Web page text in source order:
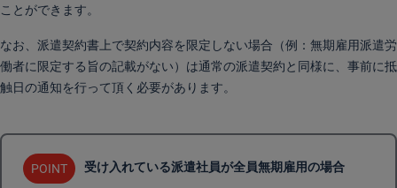
ことができます。
なお、派遣契約書上で契約内容を限定しない場合（例：無期雇用派遣労
働者に限定する旨の記載がない）は通常の派遣契約と同様に、事前に抵
触日の通知を行って頂く必要があります。
POINT 受け入れている派遣社員が全員無期雇用の場合